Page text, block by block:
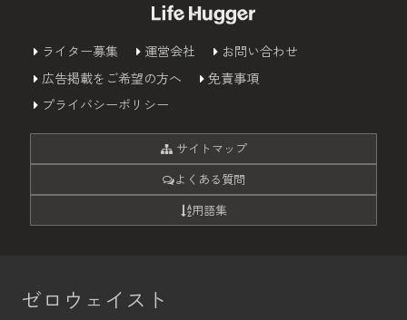
ライター募集 運営会社
お問い合わせ
広告掲載をご希望の方へ
免責事項
プライバシーポリシー
サイトマップ
よくある質問
用語集
ゼロウェイスト